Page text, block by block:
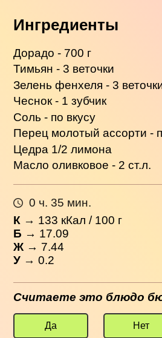
Ингредиенты
Дорадо - 700 г
Тимьян - 3 веточки
Зелень фенхеля - 3
Чеснок - 1 зубчик
Соль - по вкусу
Перец молотый ассорти -
Цедра 1/2 лимона
Масло оливковое - 2 ст.л.
0 ч. 35 мин.
К → 133 кКал / 100 г
Б → 17.09
Ж → 7.44
У → 0.2
Считаете это блюдо
Да Нет